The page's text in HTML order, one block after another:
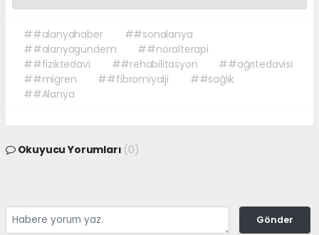
##alanyahaber
##sonalanya
##alanyagündem
##nöralterapi
##fiziktedavi
##rehabilitasyon
##ağrıtedavisi
##migren
##fibromiyalji
##sağlık
##Alanya
Okuyucu Yorumları (0)
Gönder